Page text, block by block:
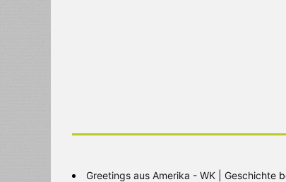
Greetings aus Amerika - WK | Geschichte